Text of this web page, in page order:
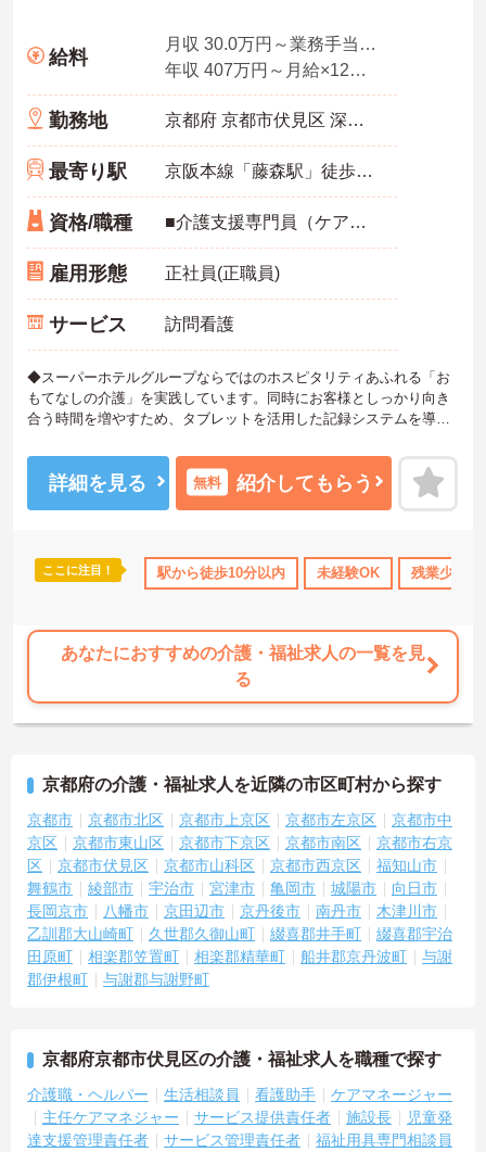
給料
月収 30.0万円～業務手当＋職務手当＋資格手当を含む
年収 407万円～月給×12ヶ月＋賞与
勤務地 京都府 京都市伏見区 深草池ノ内町11-3
最寄り駅 京阪本線「藤森駅」徒歩8分
資格/職種 ■介護支援専門員（ケアマネジャー） ※経験不問、介護支援専門員業務経験あれば尚可 ※ブランク可
雇用形態 正社員(正職員)
サービス 訪問看護
◆スーパーホテルグループならではのホスピタリティあふれる「お
もてなしの介護」を実践しています。同時にお客様としっかり向き
合う時間を増やすため、タブレットを活用した記録システムを導入
寄り添えるやりがいのあるお仕事です。
◆部署や施設を超えてスタッフ同士で「ありがとう」のバッジを送
り合える「サンクスバッジ」制度があります。社内全体で毎月1万50
ので、壁にぶつかっても安心して相談できるあたたかい雰囲気で
す。
司と面談を行うことで、自身の成長をしっかり実感しながら働けま
詳細を見る 無料 紹介してもらう
ここに注目！ 駅から徒歩10分以内 未経験OK 残業少なめ
あなたにおすすめの介護・福祉求人の一覧を見
る
京都府の介護・福祉求人を近隣の市区町村から探す
京都市 京都市北区 京都市上京区 京都市左京区
京都市中
京区
京都市東山区 京都市下京区 京都市南区
京都市右京
区
京都市伏見区 京都市山科区 京都市西京区
福知山市
舞鶴市
綾部市 宇治市 宮津市 亀岡市 城陽市
向日市
長岡京市
八幡市 京田辺市 京丹後市 南丹市
木津川市
乙訓郡大山崎町
久世郡久御山町 綴喜郡井手町
綴喜郡宇治
田原町
相楽郡笠置町 相楽郡精華町 船井郡京丹波町
与謝
郡伊根町
与謝郡与謝野町
京都府京都市伏見区の介護・福祉求人を職種で探す
介護職・ヘルパー 生活相談員 看護助手
ケアマネージャー
主任ケアマネジャー
サービス提供責任者 施設長
児童発
達支援管理責任者
サービス管理責任者
福祉用具専門相談員